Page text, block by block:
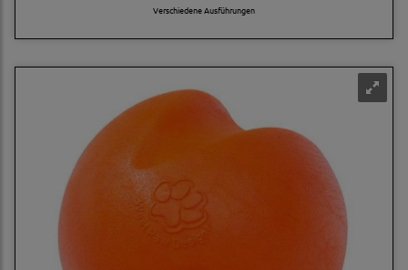
Verschiedene Ausführungen